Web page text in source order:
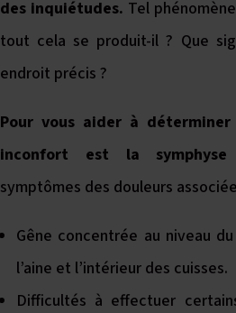
des inquiétudes. Tel
tout cela se produit-il ? Que
endroit précis ?
Pour vous aider à
inconfort est la
symptômes des douleurs
Gêne concentrée au niveau
l’aine et l’intérieur des cuisses.
Difficultés à effectuer